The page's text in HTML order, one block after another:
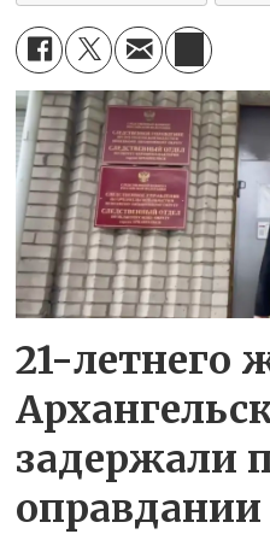
21-летнего
задержали